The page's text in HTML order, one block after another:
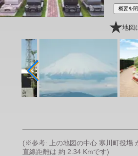
概要を
地図
(※参考: 上の地図の中心 寒川町役場
直線距離は 約 2.34 Kmです)